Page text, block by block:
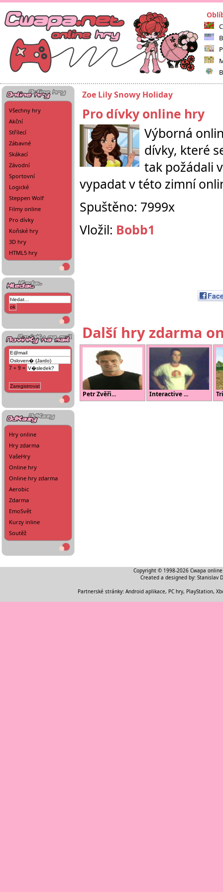
Všechny hry
Akční
Střílecí
Zábavné
Skákací
Závodní
Sportovní
Logické
Steppen Wolf
Filmy online
Pro dívky
Koňské hry
3D hry
HTML5 hry
7 + 9 =
Hry online
Hry zdarma
VašeHry
Online hry
Online hry zdarma
Aerobic
Zdarma
EmoSvět
Kurzy inline
Soutěž
Zoe Lily Snowy Holiday
Pro dívky online hry
Výborná
dívky, které
tak požádali
vypadat v této zimní
Spuštěno: 7999x
Vložil: Bobb1
Další hry zdarma
Petr Zvěři... Interactive ...
Copyright © 1998-2026 Cwapa
Created a designed by: Stanislav
Partnerské stránky: Android aplikace, PC hry, PlayStation,